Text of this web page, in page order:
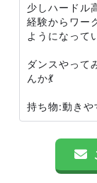
少しハードル
経験からワー
ようになって
ダンスやって
んか💃
持ち物:動きや